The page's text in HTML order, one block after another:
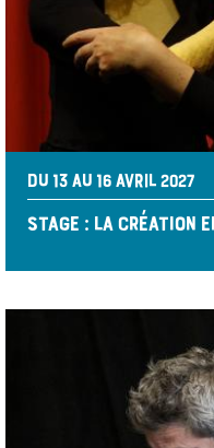
DU 13 AU 16 AVRIL 2027
STAGE : LA CRÉATION